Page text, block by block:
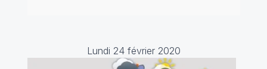
Lundi 24 février 2020